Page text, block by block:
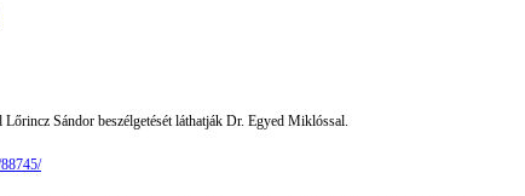
Sándor beszélgetését láthatják Dr. Egyed Miklóssal.